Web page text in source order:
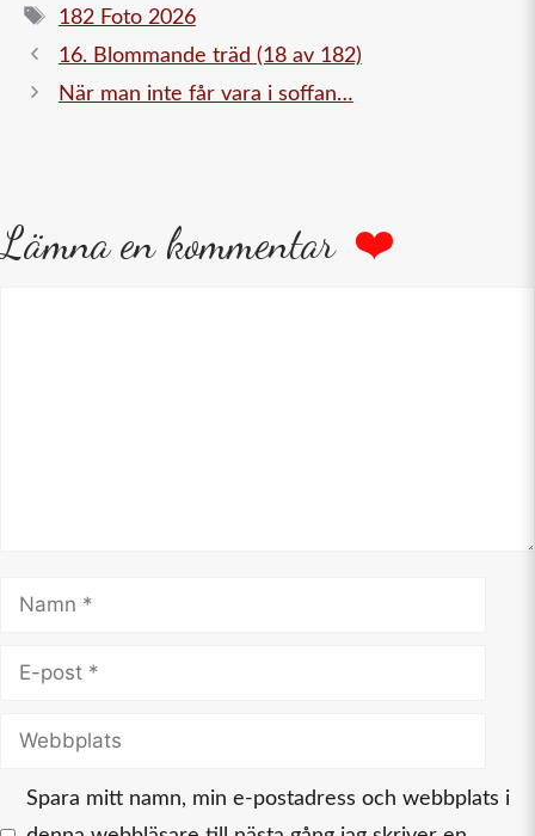
Etiketter
182 Foto 2026
16. Blommande träd (18 av 182)
När man inte får vara i soffan…
Lämna en kommentar
Namn
Webbplats
Spara mitt namn, min e-postadress och webbplats i